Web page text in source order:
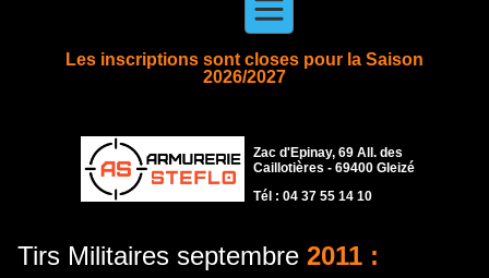
Les inscriptions sont closes pour la Saison
2026/2027
Zac d'Epinay, 69 All. des
Caillotières - 69400 Gleizé
Tél : 04 37 55 14 10
Tirs Militaires septembre 2011 :